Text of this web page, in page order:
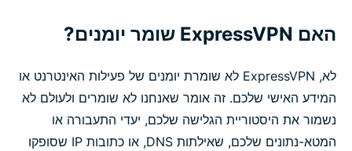
האם ExpressVPN שומר יומנים?
לא, ExpressVPN לא שומרת יומנים של פעילות האינטרנט או
המידע האישי שלכם. זה אומר שאנחנו לא שומרים ולעולם לא
נשמור את היסטוריית הגלישה שלכם, יעדי התעבורה או
המטא-נתונים שלכם, שאילתות DNS, או כתובות IP שסופקו